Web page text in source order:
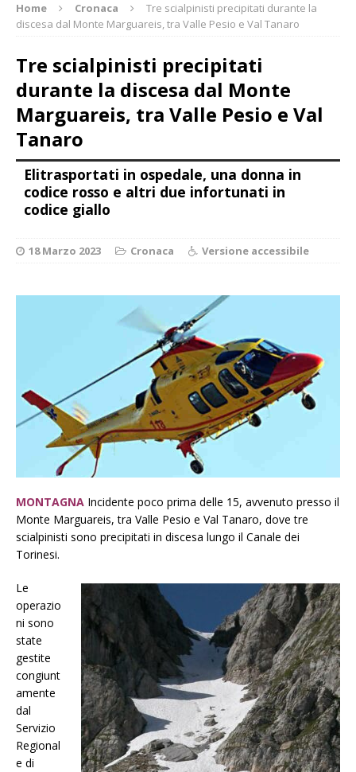
Home Cronaca
Tre scialpinisti precipitati durante la
discesa dal Monte Marguareis, tra Valle Pesio e Val Tanaro
Tre scialpinisti precipitati
durante la discesa dal Monte
Marguareis, tra Valle Pesio e Val
Tanaro
Elitrasportati in ospedale, una donna in
codice rosso e altri due infortunati in
codice giallo
18 Marzo 2023 Cronaca Versione accessibile
MONTAGNA Incidente poco prima delle 15, avvenuto presso il
Monte Marguareis, tra Valle Pesio e Val Tanaro, dove tre
scialpinisti sono precipitati in discesa lungo il Canale dei
Torinesi.
Le
operazio
ni sono
state
gestite
congiunt
amente
dal
Servizio
Regional
e di